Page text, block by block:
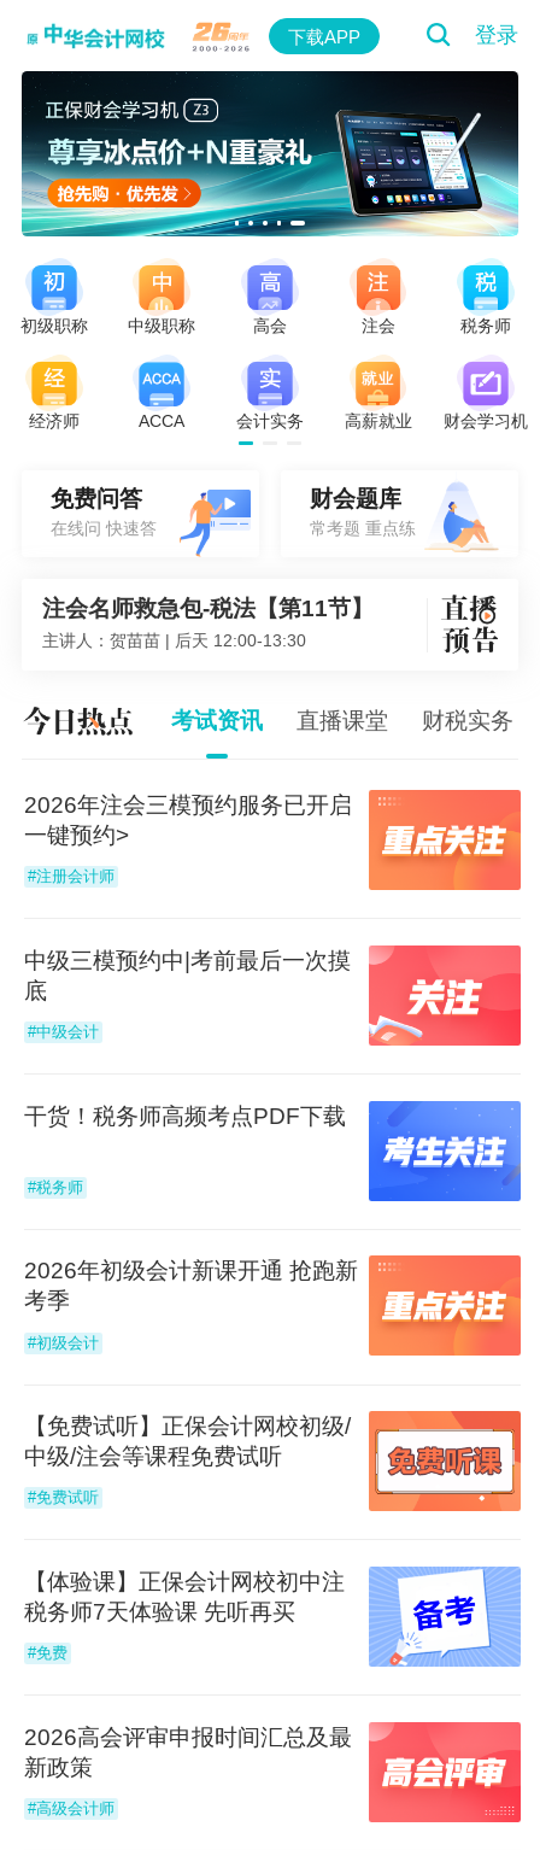
下载APP 登录
初级职称 中级职称 高会 注会 税务师
经济师 ACCA 会计实务 高薪就业 财会学习机
免费问答
在线问 快速答
财会题库
常考题 重点练
注会名师救急包-经济法-第八节
主讲人：周靖 | 后天 19:00-21:00
注会名师救急包-税法【第11节】
注会名师救急包-经济法-第八节
主讲人：周靖 | 后天 19:00-21:00
主讲人：贺苗苗 | 后天 12:00-13:30
考试资讯 直播课堂 财税实务
2026年注会三模预约服务已开启
一键预约>
#注册会计师
中级三模预约中|考前最后一次摸
底
#中级会计
干货！税务师高频考点PDF下载
#税务师
2026年初级会计新课开通 抢跑新
考季
#初级会计
【免费试听】正保会计网校初级/
中级/注会等课程免费试听
#免费试听
【体验课】正保会计网校初中注
税务师7天体验课 先听再买
#免费
2026高会评审申报时间汇总及最
新政策
#高级会计师
张俊旺 注册会计师高分学员
尽量连续学习，记录自己的每一次复习情况，这些记
初级会计高分学员
初级会计实务这门课学习主要还是要靠自己理解，理
口诀，找到记忆方法。
宋宛臻 中级会计高分学员
以上的人都放弃了考试。说明中级会计绝对不是临时
抱佛脚就可以通过的考试。
从一开始就必须给自己信心，坚信自己能学会、能考
过。学习就像马拉松，不在于跑得有多快，而在于跑
到终点！